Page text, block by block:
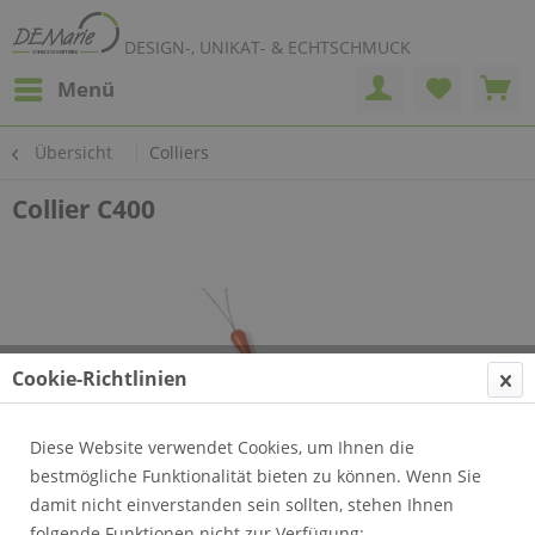
DESIGN-, UNIKAT- & ECHTSCHMUCK
Menü
Übersicht Colliers
Collier C400
Cookie-Richtlinien
Diese Website verwendet Cookies, um Ihnen die
bestmögliche Funktionalität bieten zu können. Wenn Sie
damit nicht einverstanden sein sollten, stehen Ihnen